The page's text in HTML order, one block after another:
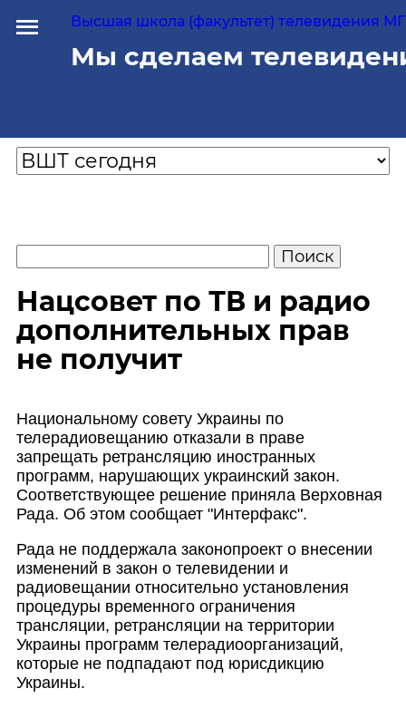
Высшая школа (факультет) телевидения
Мы сделаем
Нацсовет по ТВ и радио
дополнительных прав
не получит
Национальному совету Украины по
телерадиовещанию отказали в праве
запрещать ретрансляцию иностранных
программ, нарушающих украинский закон.
Соответствующее решение приняла Верховная
Рада. Об этом сообщает "Интерфакс".
Рада не поддержала законопроект о внесении
изменений в закон о телевидении и
радиовещании относительно установления
процедуры временного ограничения
трансляции, ретрансляции на территории
Украины программ телерадиоорганизаций,
которые не подпадают под юрисдикцию
Украины.